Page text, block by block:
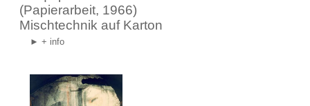
(Papierarbeit, 1966)
Mischtechnik auf Karton
► + info